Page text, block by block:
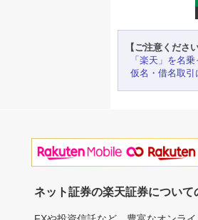
【ご注意ください
「楽天」を名
仮名・借名取引
ネット証券の楽天証券について